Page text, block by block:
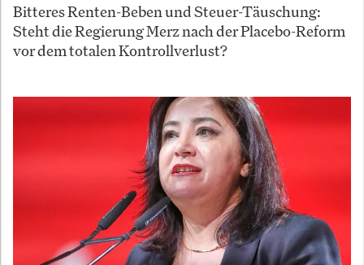
Bitteres Renten-Beben und Steuer-Täuschung:
Steht die Regierung Merz nach der Placebo-Reform
vor dem totalen Kontrollverlust?